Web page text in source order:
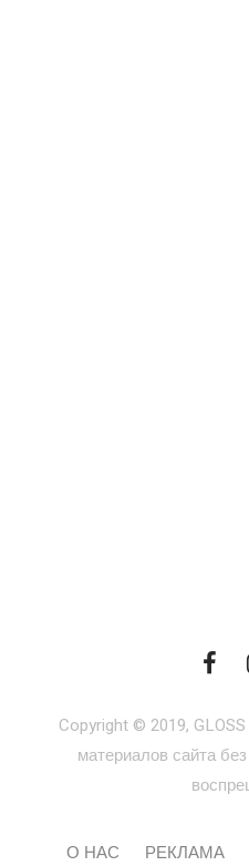
Copyright © 2019,
материалов сайта
О НАС РЕКЛАМА